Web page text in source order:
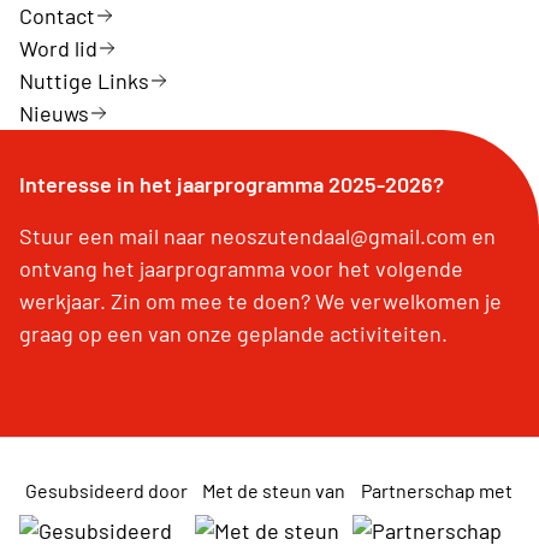
Contact
Word lid
Nuttige Links
Nieuws
Interesse in het jaarprogramma 2025-2026?
Stuur een mail naar neoszutendaal@gmail.com en
ontvang het jaarprogramma voor het volgende
werkjaar. Zin om mee te doen? We verwelkomen je
graag op een van onze geplande activiteiten.
Gesubsideerd door Met de steun van Partnerschap met